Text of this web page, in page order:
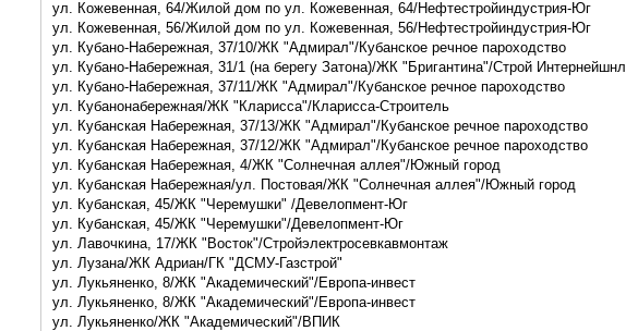
ул. Кожевенная, 64/Жилой дом по ул. Кожевенная, 64/Нефтестройиндустрия-Юг
ул. Кожевенная, 56/Жилой дом по ул. Кожевенная, 56/Нефтестройиндустрия-Юг
ул. Кубано-Набережная, 37/10/ЖК "Адмирал"/Кубанское речное пароходство
ул. Кубано-Набережная, 31/1 (на берегу Затона)/ЖК "Бригантина"/Строй Интернейшнл
ул. Кубано-Набережная, 37/11/ЖК "Адмирал"/Кубанское речное пароходство
ул. Кубанонабережная/ЖК "Кларисса"/Кларисса-Строитель
ул. Кубанская Набережная, 37/13/ЖК "Адмирал"/Кубанское речное пароходство
ул. Кубанская Набережная, 37/12/ЖК "Адмирал"/Кубанское речное пароходство
ул. Кубанская Набережная, 4/ЖК "Солнечная аллея"/Южный город
ул. Кубанская Набережная/ул. Постовая/ЖК "Солнечная аллея"/Южный город
ул. Кубанская, 45/ЖК "Черемушки" /Девелопмент-Юг
ул. Кубанская, 45/ЖК "Черемушки"/Девелопмент-Юг
ул. Лавочкина, 17/ЖК "Восток"/Стройэлектросевкавмонтаж
ул. Лузана/ЖК Адриан/ГК "ДСМУ-Газстрой"
ул. Лукьяненко, 8/ЖК "Академический"/Европа-инвест
ул. Лукьяненко, 8/ЖК "Академический"/Европа-инвест
ул. Лукьяненко/ЖК "Академический"/ВПИК